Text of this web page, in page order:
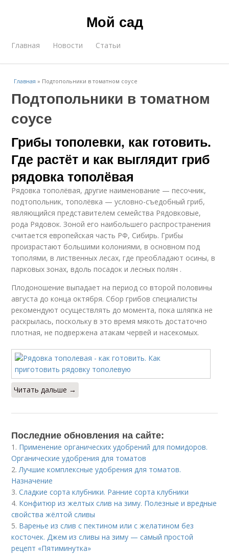
Мой сад
Главная Новости Статьи
Главная » Подтопольники в томатном соусе
Подтопольники в томатном
соусе
Грибы тополевки, как готовить.
Где растёт и как выглядит гриб
рядовка тополёвая
Рядовка тополёвая, другие наименование — песочник,
подтопольник, тополёвка — условно-съедобный гриб,
являющийся представителем семейства Рядовковые,
рода Рядовок. Зоной его наибольшего распространения
считается европейская часть РФ, Сибирь. Грибы
произрастают большими колониями, в основном под
тополями, в лиственных лесах, где преобладают осины, в
парковых зонах, вдоль посадок и лесных полян .
Плодоношение выпадает на период со второй половины
августа до конца октября. Сбор грибов специалисты
рекомендуют осуществлять до момента, пока шляпка не
раскрылась, поскольку в это время мякоть достаточно
плотная, не подвержена атакам червей и насекомых.
Читать дальше →
Последние обновления на сайте:
1. Применение органических удобрений для помидоров.
Органические удобрения для томатов
2.Лучшие комплексные удобрения для томатов.
Назначение
3.Сладкие сорта клубники. Ранние сорта клубники
4. Конфитюр из желтых слив на зиму. Полезные и вредные
свойства жёлтой сливы
5. Варенье из слив с пектином или с желатином без
косточек. Джем из сливы на зиму — самый простой
рецепт «Пятиминутка»